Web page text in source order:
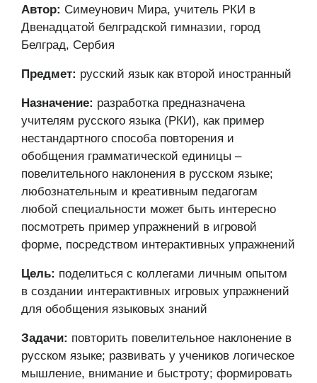
Автор: Симеунович Мира, учитель РКИ в
Двенадцатой белградской гимназии, город
Белград, Сербия
Предмет: русский язык как второй иностранный
Назначение: разработка предназначена
учителям русского языка (РКИ), как пример
нестандартного способа повторения и
обобщения грамматической единицы –
повелительного наклонения в русском языке;
любознательным и креативным педагогам
любой специальности может быть интересно
посмотреть пример упражнений в игровой
форме, посредством интерактивных упражнений
Цель: поделиться с коллегами личным опытом
в создании интерактивных игровых упражнений
для обобщения языковых знаний
Задачи: повторить повелительное наклонение в
русском языке; развивать у учеников логическое
мышление, внимание и быстроту; формировать